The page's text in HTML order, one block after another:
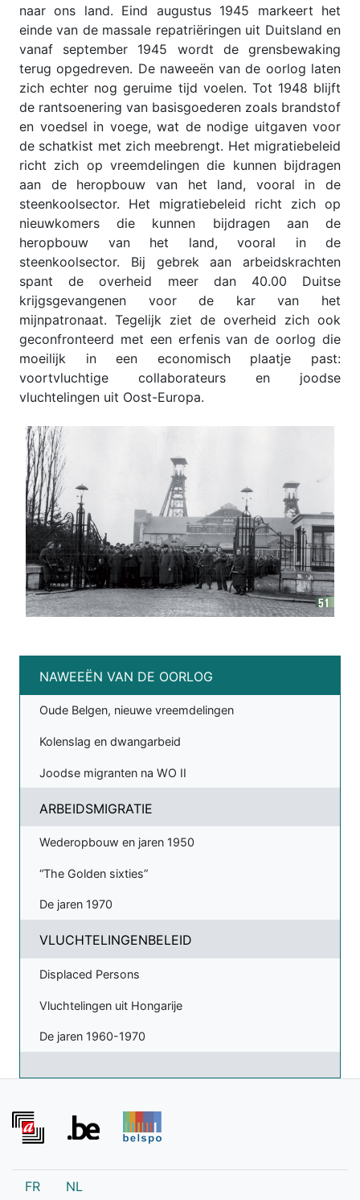
NAWEEËN VAN DE OORLOG
Oude Belgen, nieuwe vreemdelingen
Kolenslag en dwangarbeid
Joodse migranten na WO II
ARBEIDSMIGRATIE
Wederopbouw en jaren 1950
“The Golden sixties”
De jaren 1970
VLUCHTELINGENBELEID
Displaced Persons
Vluchtelingen uit Hongarije
De jaren 1960-1970
naar ons land. Eind augustus 1945 markeert het
einde van de massale repatriëringen uit Duitsland en
vanaf september 1945 wordt de grensbewaking
terug opgedreven. De naweeën van de oorlog laten
zich echter nog geruime tijd voelen. Tot 1948 blijft
de rantsoenering van basisgoederen zoals brandstof
en voedsel in voege, wat de nodige uitgaven voor
de schatkist met zich meebrengt. Het migratiebeleid
richt zich op vreemdelingen die kunnen bijdragen
aan de heropbouw van het land, vooral in de
steenkoolsector. Het migratiebeleid richt zich op
nieuwkomers die kunnen bijdragen aan de
heropbouw van het land, vooral in de
steenkoolsector. Bij gebrek aan arbeidskrachten
spant de overheid meer dan 40.00 Duitse
krijgsgevangenen voor de kar van het
mijnpatronaat. Tegelijk ziet de overheid zich ook
geconfronteerd met een erfenis van de oorlog die
moeilijk in een economisch plaatje past:
voortvluchtige collaborateurs en joodse
vluchtelingen uit Oost-Europa.
FR NL